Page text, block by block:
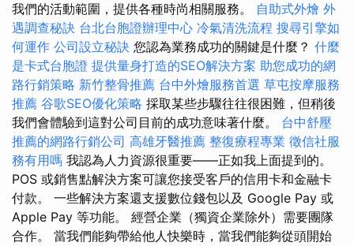
我們的活動範圍，提供各種時尚相關服務。 自助式外燴 外
遇調查秘訣 台北台胞證辦理中心 冷氣清洗流程 搜尋引擎如
何運作 公司設立秘訣 您認為業務成功的關鍵是什麼？ 什麼
是卡式台胞證 提供量身打造的SEO解決方案 助您成功的網
路行銷策略 新竹整骨推薦 台中外燴服務首選 草屯按摩服務
推薦 谷歌SEO優化策略 採取某些步驟往往很困難，但稍後
我們會體驗到這對公司目前的成功意味著什麼。 台中舒壓
推薦的網路行銷公司 高雄牙醫推薦 整復療程專業 徵信社服
務有用嗎 我認為人力資源很重要——正如我上面提到的。
POS 或銷售點解決方案可讓您接受客戶的信用卡和金融卡
付款。 一些解決方案還支援數位錢包以及 Google Pay 或
Apple Pay 等功能。 經營企業（獨資企業除外）需要團隊
合作。 當我們能夠帶給他人快樂時，當我們能夠從頭開始